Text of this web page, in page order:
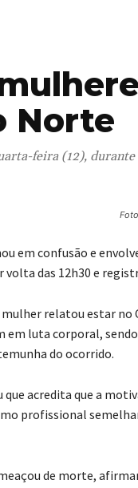
Norte
feira (12),
em confusão e
das 12h30 e
relatou estar
em luta corporal,
do ocorrido.
que acredita que a
profissional
de morte,